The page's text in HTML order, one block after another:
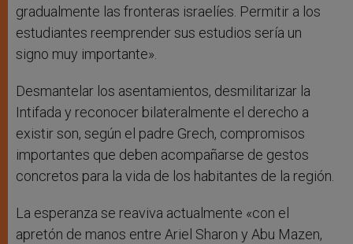
gradualmente las fronteras israelíes. Permitir a los
estudiantes reemprender sus estudios sería un
signo muy importante».
Desmantelar los asentamientos, desmilitarizar la
Intifada y reconocer bilateralmente el derecho a
existir son, según el padre Grech, compromisos
importantes que deben acompañarse de gestos
concretos para la vida de los habitantes de la región.
La esperanza se reaviva actualmente «con el
apretón de manos entre Ariel Sharon y Abu Mazen,